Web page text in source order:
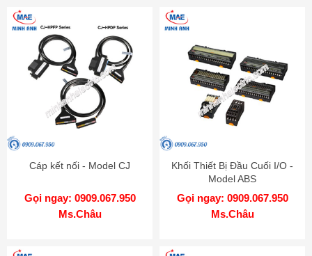
Cáp kết nối - Model CJ
Gọi ngay: 0909.067.950
Ms.Châu
Khối Thiết Bị Đầu Cuối I/O -
Model ABS
Gọi ngay: 0909.067.950
Ms.Châu